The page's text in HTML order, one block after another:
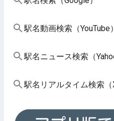
駅名動画検索（YouTube）
駅名ニュース検索（
駅名リアルタイム検索（